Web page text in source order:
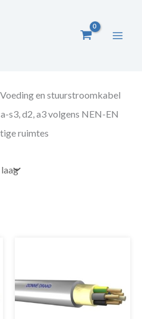
en stuurstroomkabel
s3, d2, a3 volgens NEN-EN
ruimtes